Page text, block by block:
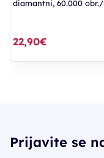
diamantni, 60.000
22,90€
Prijavite se